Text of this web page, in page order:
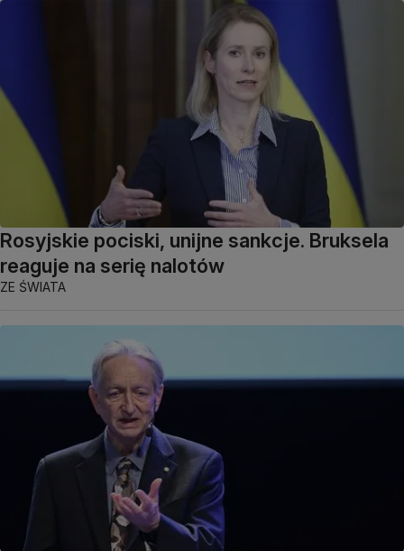
Rosyjskie pociski, unijne sankcje. Bruksela
reaguje na serię nalotów
ZE ŚWIATA